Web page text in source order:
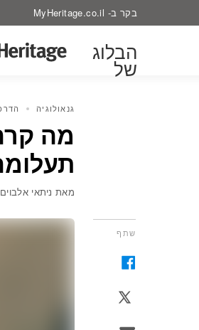
בקר ב- MyHeritage.co.il
הבלוג
של
גנאולוגיה
מה
תעלומה בת
מאת ניתאי אלבוים
שתף